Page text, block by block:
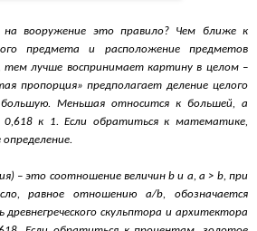
на вооружение это правило? Чем ближе к
предмета и расположение предметов
тем лучше воспринимает картину в целом –
пропорция» предполагает деление целого
Меньшая относится к большей, а
к 1. Если обратиться к математике,
– это соотношение величин b и a, a > b, при
равное отношению a/b, обозначается
древнегреческого скульптора и архитектора